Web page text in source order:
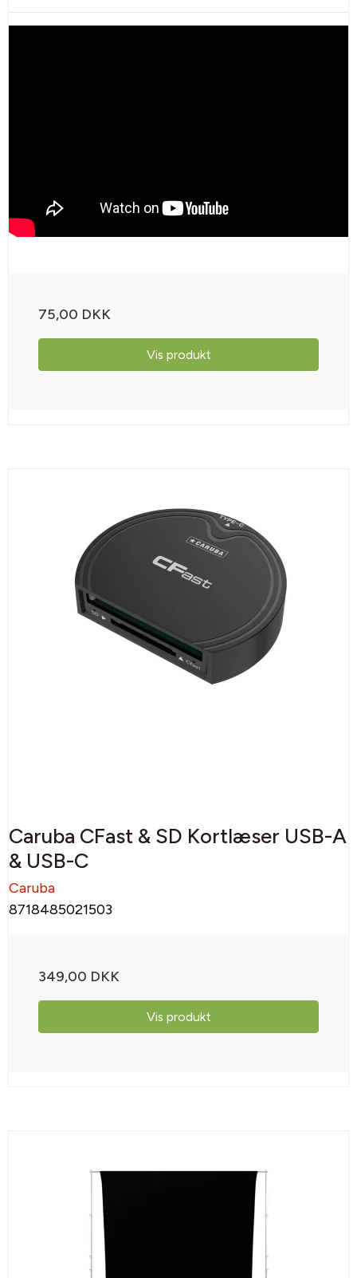
75,00 DKK
Vis produkt
Caruba CFast & SD Kortlæser USB-A
& USB-C
Caruba
8718485021503
349,00 DKK
Vis produkt